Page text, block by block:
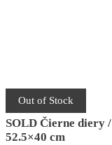
Out of Stock
SOLD Čierne diery
52.5×40 cm